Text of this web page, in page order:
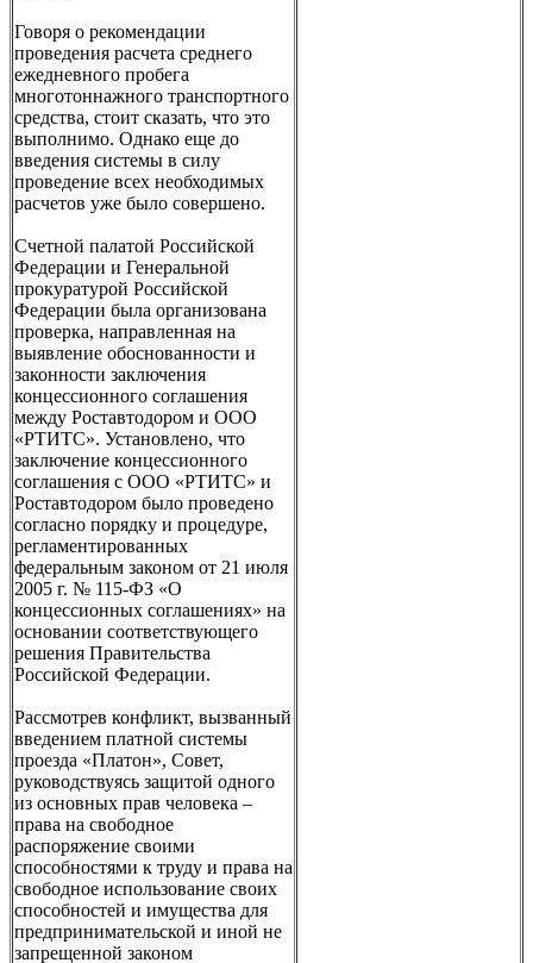
Говоря о рекомендации
проведения расчета среднего
ежедневного пробега
многотоннажного транспортного
средства, стоит сказать, что это
выполнимо. Однако еще до
введения системы в силу
проведение всех необходимых
расчетов уже было совершено.
Счетной палатой Российской
Федерации и Генеральной
прокуратурой Российской
Федерации была организована
проверка, направленная на
выявление обоснованности и
законности заключения
концессионного соглашения
между Роставтодором и ООО
«РТИТС». Установлено, что
заключение концессионного
соглашения с ООО «РТИТС» и
Роставтодором было проведено
согласно порядку и процедуре,
регламентированных
федеральным законом от 21 июля
2005 г. № 115-ФЗ «О
концессионных соглашениях» на
основании соответствующего
решения Правительства
Российской Федерации.
Рассмотрев конфликт, вызванный
введением платной системы
проезда «Платон», Совет,
руководствуясь защитой одного
из основных прав человека –
права на свободное
распоряжение своими
способностями к труду и права на
свободное использование своих
способностей и имущества для
предпринимательской и иной не
запрещенной законом